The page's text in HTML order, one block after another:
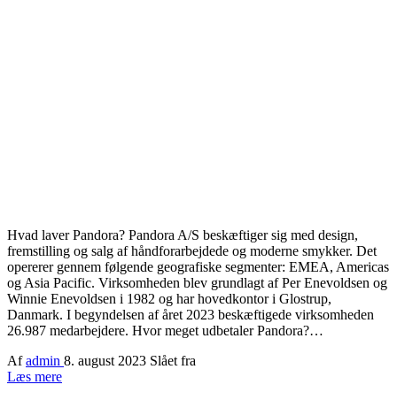
Hvad laver Pandora? Pandora A/S beskæftiger sig med design,
fremstilling og salg af håndforarbejdede og moderne smykker. Det
opererer gennem følgende geografiske segmenter: EMEA, Americas
og Asia Pacific. Virksomheden blev grundlagt af Per Enevoldsen og
Winnie Enevoldsen i 1982 og har hovedkontor i Glostrup,
Danmark. I begyndelsen af ​​året 2023 beskæftigede virksomheden
26.987 medarbejdere. Hvor meget udbetaler Pandora?…
Af admin 8. august 2023 Slået fra
Læs mere